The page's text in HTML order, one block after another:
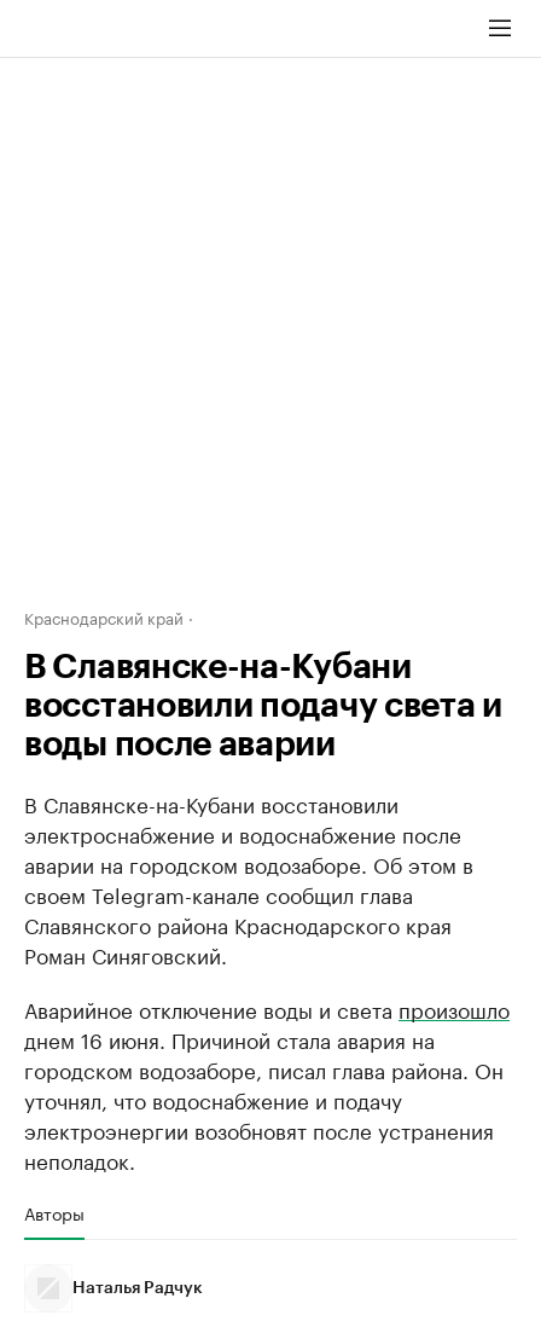
Краснодарский край
В Славянске-на-Кубани
восстановили подачу света и
воды после аварии
В Славянске-на-Кубани восстановили
электроснабжение и водоснабжение после
аварии на городском водозаборе. Об этом в
своем Telegram-канале сообщил глава
Славянского района Краснодарского края
Роман Синяговский.
Аварийное отключение воды и света произошло
днем 16 июня. Причиной стала авария на
городском водозаборе, писал глава района. Он
уточнял, что водоснабжение и подачу
электроэнергии возобновят после устранения
неполадок.
Авторы
Наталья Радчук